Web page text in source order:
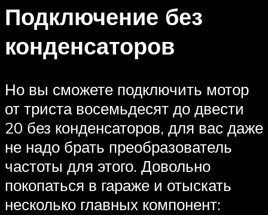
Подключение без
конденсаторов
Но вы сможете подключить мотор
от триста восемьдесят до двести
20 без конденсаторов, для вас даже
не надо брать преобразователь
частоты для этого. Довольно
покопаться в гараже и отыскать
несколько главных компонент: